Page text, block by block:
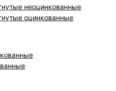
неоцинкованные
оцинкованные